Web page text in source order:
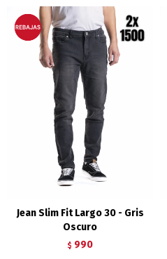
Jean Slim Fit Largo 30 - Gris
Oscuro
$ 990